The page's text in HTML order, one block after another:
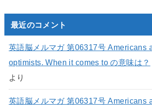
最近のコメント
英語脳メルマガ 第06317号 Americans
optimists. When it comes to の意味は？
より
英語脳メルマガ 第06317号 Americans